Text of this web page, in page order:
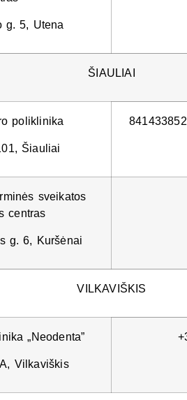
g. 5, Utena
ŠIAULIAI
poliklinika
Šiauliai
sveikatos
centras
g. 6, Kuršėnai
VILKAVIŠKIS
„Neodenta”
Vilkaviškis